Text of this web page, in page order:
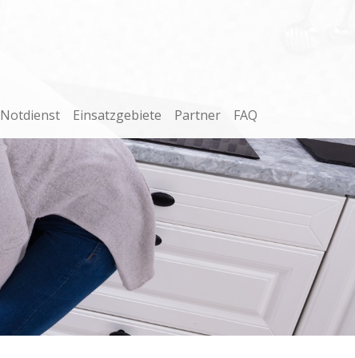
Notdienst Einsatzgebiete Partner FAQ